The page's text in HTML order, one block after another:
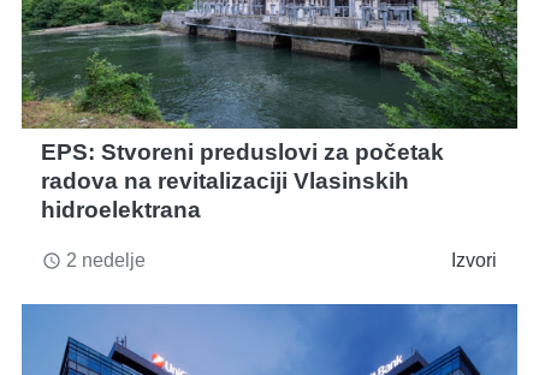
EPS: Stvoreni preduslovi za početak
radova na revitalizaciji Vlasinskih
hidroelektrana
access_time 2 nedelje Izvori